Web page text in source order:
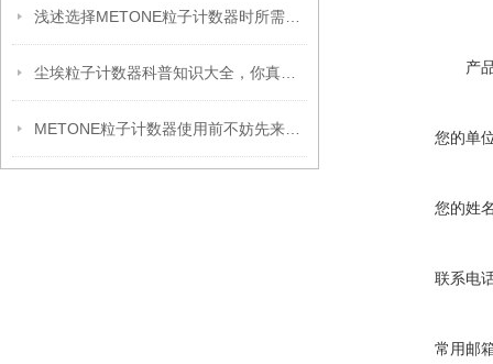
产
您的单
您的姓
联系电
常用邮